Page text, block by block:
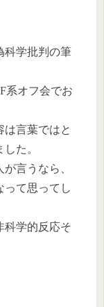
科学批判の筆
系オフ会でお
は言葉ではと
た。
言うなら、
って思ってし
科学的反応そ